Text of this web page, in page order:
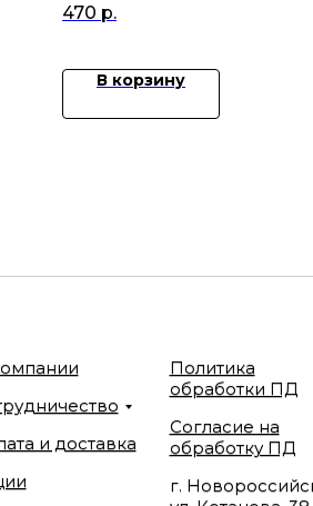
470 р.
В корзину
и доставка
Политика
обработки ПД
Согласие на
обработку ПД
г.